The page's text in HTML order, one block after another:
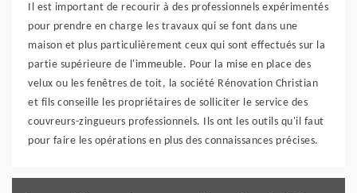
Il est important de recourir à des professionnels expérimentés
pour prendre en charge les travaux qui se font dans une
maison et plus particulièrement ceux qui sont effectués sur la
partie supérieure de l'immeuble. Pour la mise en place des
velux ou les fenêtres de toit, la société Rénovation Christian
et fils conseille les propriétaires de solliciter le service des
couvreurs-zingueurs professionnels. Ils ont les outils qu'il faut
pour faire les opérations en plus des connaissances précises.